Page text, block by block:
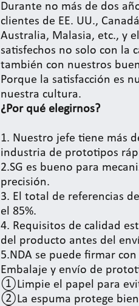
Durante no más de dos
clientes de EE. UU.,
Australia, Malasia, etc., y
satisfechos no solo con la
también con nuestros
Porque la satisfacción es
nuestra cultura.
¿Por qué elegirnos?
1. Nuestro jefe tiene más
industria de prototipos
2.SG es bueno para
precisión.
3. El total de referencias
el 85%.
4. Requisitos de calidad
del producto antes del
5.NDA se puede firmar
Embalaje y envío de
①Limpie el papel para
②La espuma protege